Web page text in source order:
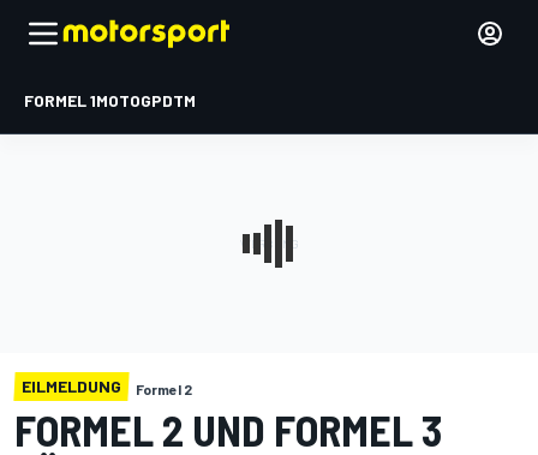
FORMEL 1MOTOGPDTM
EILMELDUNG Formel 2
FORMEL 2 UND FORMEL 3